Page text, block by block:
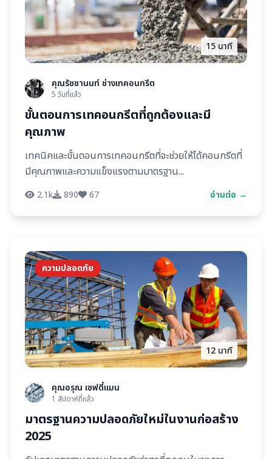
15 นาที
คุณรัชชานนท์ ช่างเทคอนกรีต
5 วันที่แล้ว
ขั้นตอนการเทคอนกรีตที่ถูกต้องและมี
คุณภาพ
เทคนิคและขั้นตอนการเทคอนกรีตที่จะช่วยให้ได้คอนกรีตที่
มีคุณภาพและความแข็งแรงตามมาตรฐาน...
2.1k 890 67 อ่านต่อ →
ความปลอดภัย
12 นาที
คุณอรุณ เซฟตี้แมน
1 สัปดาห์ที่แล้ว
มาตรฐานความปลอดภัยใหม่ในงานก่อสร้าง
2025